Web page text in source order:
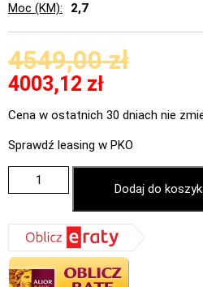
Moc (KM)
2,7
4549,00zł
4003,12 zł
Cena w ostatnich 30 dniach nie
Sprawdź leasing w PKO
Dodaj do